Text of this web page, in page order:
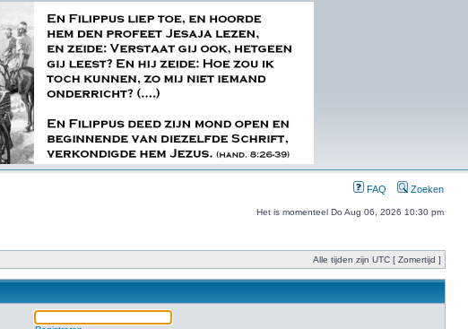
FAQ Zoeken
Het is momenteel Do Aug 06, 2026 10:30 pm
Alle tijden zijn UTC [ Zomertijd ]